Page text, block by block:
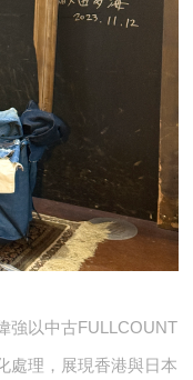
強以中古FULLCOUNT
處理，展現香港與日本